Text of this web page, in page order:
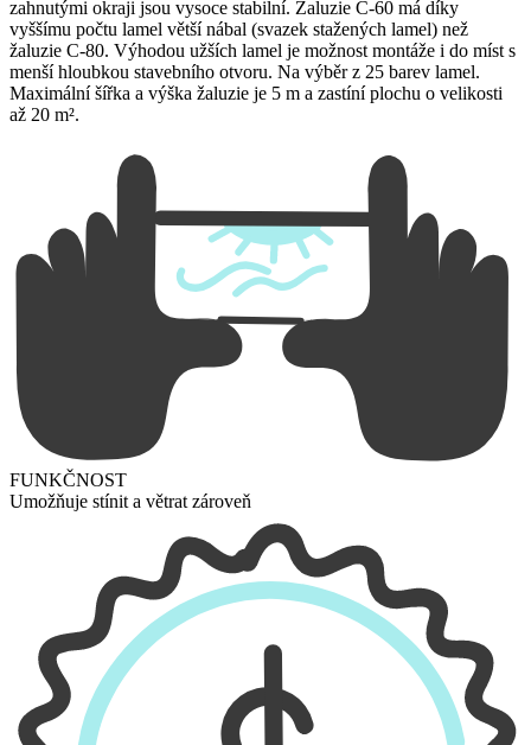
zahnutými okraji jsou vysoce stabilní. Žaluzie C-60 má díky
vyššímu počtu lamel větší nábal (svazek stažených lamel) než
žaluzie C-80. Výhodou užších lamel je možnost montáže i do míst s
menší hloubkou stavebního otvoru. Na výběr z 25 barev lamel.
Maximální šířka a výška žaluzie je 5 m a zastíní plochu o velikosti
až 20 m².
FUNKČNOST
Umožňuje stínit a větrat zároveň